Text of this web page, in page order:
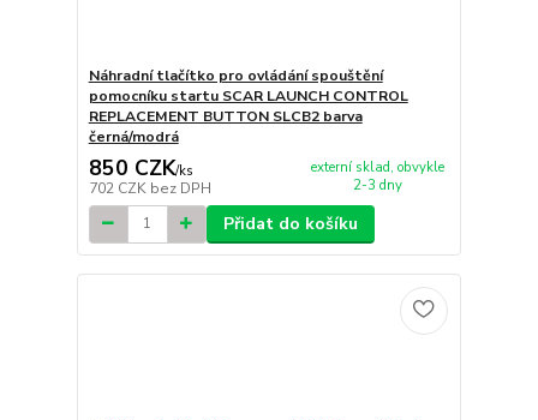
Náhradní tlačítko pro ovládání spouštění
pomocníku startu SCAR LAUNCH CONTROL
REPLACEMENT BUTTON SLCB2 barva
černá/modrá
850 CZK/ks
702 CZK bez DPH
externí sklad, obvykle
2-3 dny
Přidat do košíku